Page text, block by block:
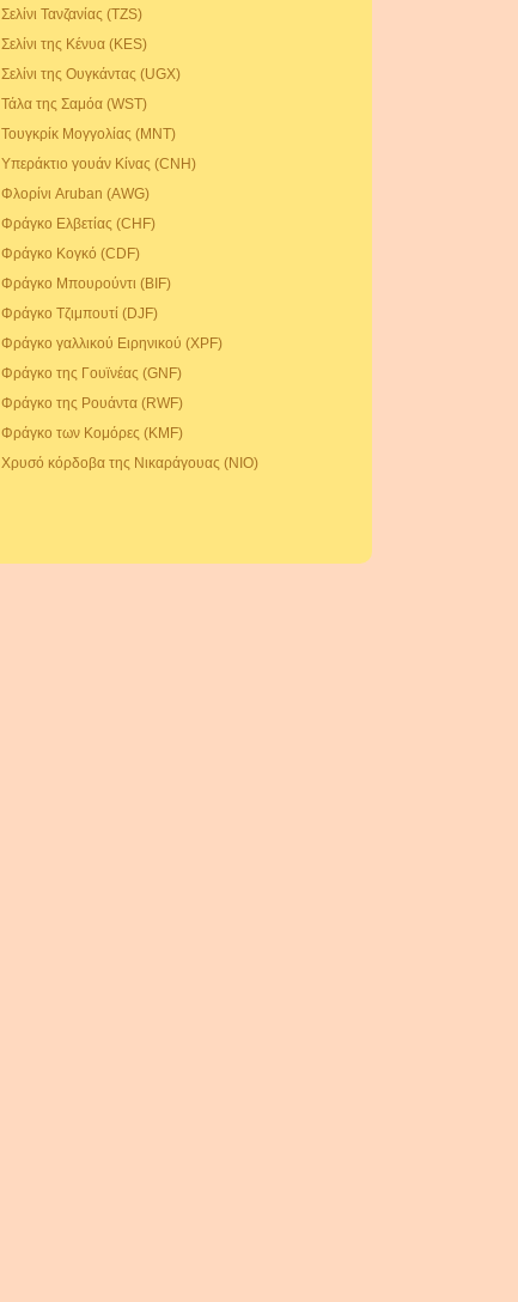
Σελίνι Τανζανίας (TZS)
Σελίνι της Κένυα (KES)
Σελίνι της Ουγκάντας (UGX)
Τάλα της Σαμόα (WST)
Τουγκρίκ Μογγολίας (MNT)
Υπεράκτιο γουάν Κίνας (CNH)
Φλορίνι Aruban (AWG)
Φράγκο Ελβετίας (CHF)
Φράγκο Κογκό (CDF)
Φράγκο Μπουρούντι (BIF)
Φράγκο Τζιμπουτί (DJF)
Φράγκο γαλλικού Ειρηνικού (XPF)
Φράγκο της Γουϊνέας (GNF)
Φράγκο της Ρουάντα (RWF)
Φράγκο των Κομόρες (KMF)
Χρυσό κόρδοβα της Νικαράγουας (NIO)